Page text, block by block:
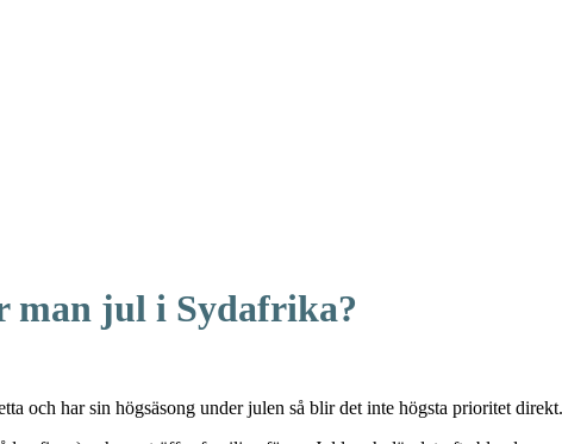
man jul i Sydafrika?
och har sin högsäsong under julen så blir det inte högsta prioritet direkt.